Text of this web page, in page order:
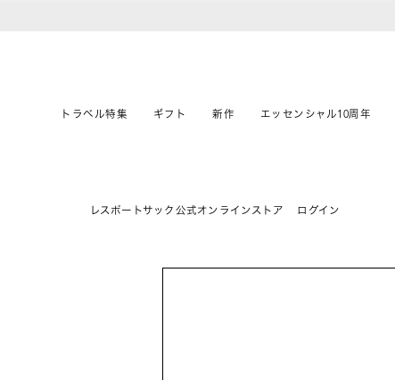
トラベル特集 ギフト 新作 エッセンシャル10周年
レスポートサック公式オンラインストア ログイン